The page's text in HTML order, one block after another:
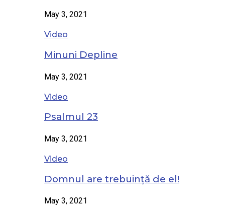
May 3, 2021
Video
Minuni Depline
May 3, 2021
Video
Psalmul 23
May 3, 2021
Video
Domnul are trebuință de el!
May 3, 2021